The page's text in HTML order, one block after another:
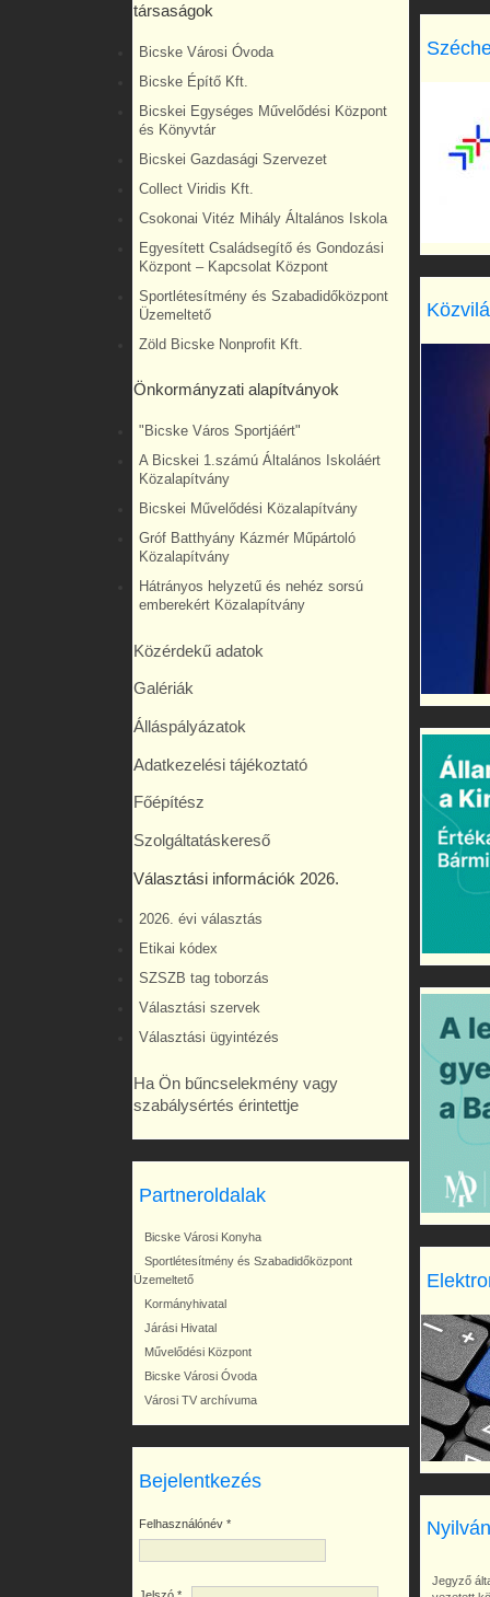
társaságok
Bicske Városi Óvoda
Bicske Építő Kft.
Bicskei Egységes Művelődési Központ
és Könyvtár
Bicskei Gazdasági Szervezet
Collect Viridis Kft.
Csokonai Vitéz Mihály Általános Iskola
Egyesített Családsegítő és Gondozási
Központ – Kapcsolat Központ
Sportlétesítmény és Szabadidőközpont
Üzemeltető
Zöld Bicske Nonprofit Kft.
Önkormányzati alapítványok
"Bicske Város Sportjáért"
A Bicskei 1.számú Általános Iskoláért
Közalapítvány
Bicskei Művelődési Közalapítvány
Gróf Batthyány Kázmér Műpártoló
Közalapítvány
Hátrányos helyzetű és nehéz sorsú
emberekért Közalapítvány
Közérdekű adatok
Galériák
Álláspályázatok
Adatkezelési tájékoztató
Főépítész
Szolgáltatáskereső
Választási információk 2026.
2026. évi választás
Etikai kódex
SZSZB tag toborzás
Választási szervek
Választási ügyintézés
Ha Ön bűncselekmény vagy
szabálysértés érintettje
Partneroldalak
Bicske Városi Konyha
Sportlétesítmény és Szabadidőközpont
Üzemeltető
Kormányhivatal
Járási Hivatal
Művelődési Központ
Bicske Városi Óvoda
Városi TV archívuma
Bejelentkezés
Felhasználónév *
Jegyző